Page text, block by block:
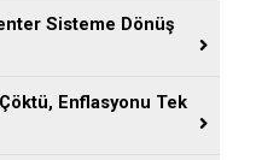
Sisteme Dönüş
Enflasyonu Tek